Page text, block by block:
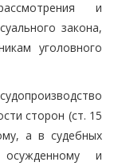
и
закона,
уголовного
сторон (ст. 15
а в судебных
и